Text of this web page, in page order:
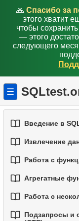
🙏 Спасибо за
этого хватит
чтобы
— этого
следующего
☰
Введение в
1.Введение
Типы баз
Извлечение
1.Выборка
2.
Работа с
1.
Основные
Агрегатные
1.Базовые
Работа с
1.Основы
Подзапросы и